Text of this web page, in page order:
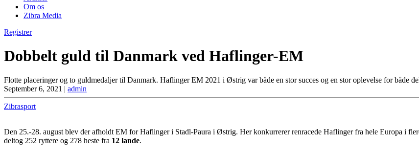
Om os
Zibra Media
Registrer
Dobbelt guld til Danmark ved Haflinger-EM
Flotte placeringer og to guldmedaljer til Danmark. Haflinger EM 2021 i Østrig var både en stor succes og en stor oplevelse for både
September 6, 2021 | admin
Zibrasport
Den 25.-28. august blev der afholdt EM for Haflinger i Stadl-Paura i Østrig. Her konkurrerer renracede Haflinger fra hele Europa i
deltog 252 ryttere og 278 heste fra 12 lande.